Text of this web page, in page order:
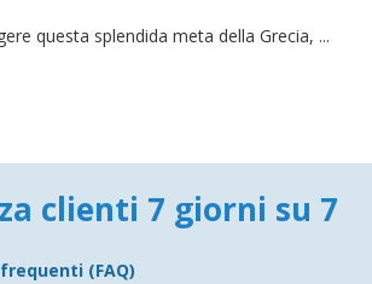
questa splendida meta della Grecia, ...
clienti 7 giorni su 7
(FAQ)